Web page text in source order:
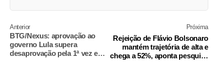
Anterior
BTG/Nexus: aprovação ao
governo Lula supera
desaprovação pela 1ª vez em
Próxima
Rejeição de Flávio Bolsonaro
mantém trajetória de alta e
chega a 52%, aponta pesquisa